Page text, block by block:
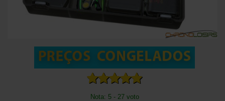
Nota: 5 - 27 voto